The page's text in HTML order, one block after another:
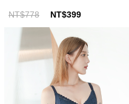
NT$778 NT$399